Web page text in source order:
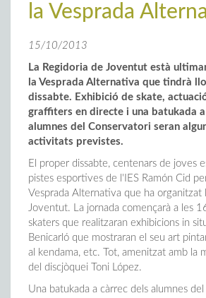
la Vesprada
15/10/2013
La Regidoria de Joventut està
la Vesprada Alternativa que tindrà
dissabte. Exhibició de skate,
graffiters en directe i una batukada
alumnes del Conservatori seran
activitats previstes.
El proper dissabte, centenars de joves
pistes esportives de l'IES Ramón Cid
Vesprada Alternativa que ha organitzat
Joventut. La jornada començarà a les
skaters que realitzaran exhibicions in
Benicarló que mostraran el seu art
al kendama, etc. Tot, amenitzat amb la
del discjòquei Toni López.
Una batukada a càrrec dels alumnes